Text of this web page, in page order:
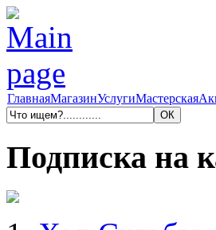
ГлавнаяМагазинУслугиМастерская
Подписка на